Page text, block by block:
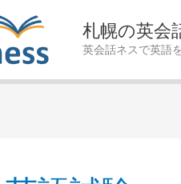
札幌の英会
英会話ネスで英語